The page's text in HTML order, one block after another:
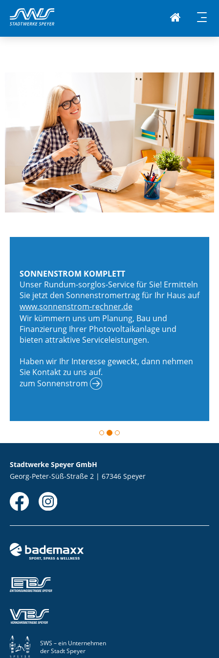
SONNENSTROM KOMPLETT
Unser Rundum-sorglos-Service für Sie! Ermitteln
Sie jetzt den Sonnenstromertrag für Ihr Haus auf
www.sonnenstrom-rechner.de
Wir kümmern uns um Planung, Bau und
Finanzierung Ihrer Photovoltaikanlage und
bieten attraktive Serviceleistungen.
Haben wir Ihr Interesse geweckt, dann nehmen
Sie Kontakt zu uns auf.
zum Sonnenstrom
Stadtwerke Speyer GmbH
Georg-Peter-Süß-Straße 2 | 67346 Speyer
SWS – ein Unternehmen
der Stadt Speyer